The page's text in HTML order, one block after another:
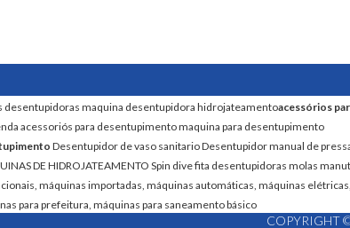
desentupidoras maquina desentupidora hidrojateamentoacessórios
acessoriós para desentupimentomaquina para desentupimento
Desentupidor de vaso sanitario Desentupidor manual de
DE HIDROJATEAMENTO Spin dive fita desentupidoras molas
máquinas importadas, máquinas automáticas, máquinas
para prefeitura, máquinas para saneamento básico
COPYRIGHT